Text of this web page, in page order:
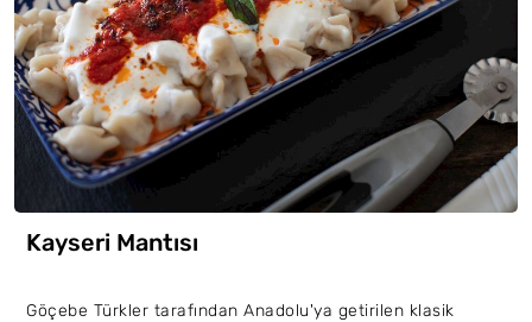
Kayseri Mantısı
Göçebe Türkler tarafından Anadolu'ya getirilen klasik